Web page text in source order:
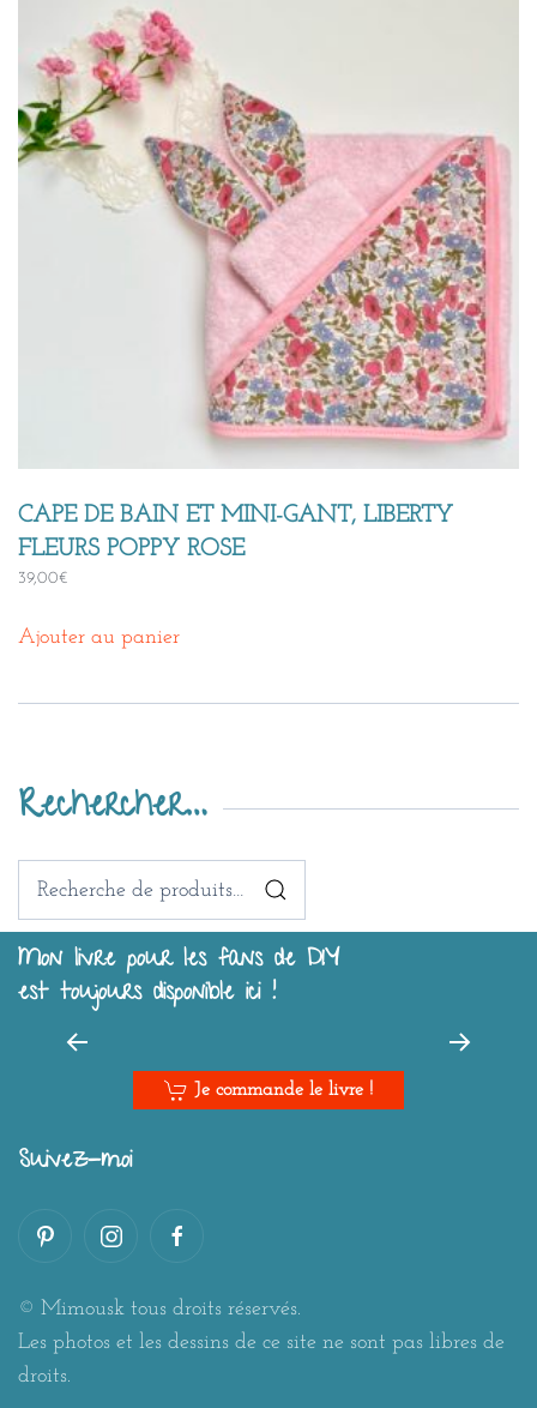
CAPE DE BAIN ET MINI-GANT, LIBERTY
FLEURS POPPY ROSE
39,00€
Ajouter au panier
Rechercher…
Recherche
Mon livre pour les fans de DIY
est toujours disponible ici !
Je commande le livre !
Suivez-moi
© Mimousk tous droits réservés.
Les photos et les dessins de ce site ne sont pas libres de
droits.